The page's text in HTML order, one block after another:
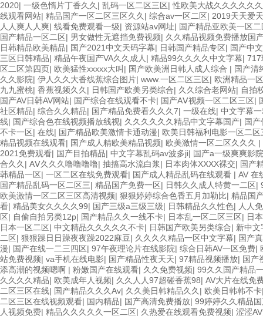
2020| 一级色惰片丁香久久 | 乱码一区二区三区|性欧美大战久久久久久久
线观看网站| 精品国产一区二区三区久久 | 综合av一区二区| 2019天天爱
人人爽人人爽| 线看免费观看一级| 资源站av网址| 国产精品亚欧美一区二
国产精品一区二区| 男女做性无遮挡免费视频| 久久精品视频免费播放国
日韩精品欧美精品| 国产2021中文天码字幕| 日韩国产精品专区| 国产中
三区日韩精品| 精品午夜国产VA久久成人 | 精品99久久久久中文字幕| 717
区二区第四页| 欧美猛性xxxxx大叫 | 国产欧美洲日韩人成人综合 | 国产清
久久影院| 伊人久久大香线蕉综合图片| www.一区二区三区| 欧洲精品一
九九蜜桃| 香蕉视频久久 | 日韩国产欧美另类综合| 久久综合老网站| 自拍
国产AV日韩AV网站| 国产综合在线观看不卡| 国产AⅤ视频一区二区三区|
社区精品| 综合久久精品| 国产精品免费看久久久7| 一级在线| 中文字幕
线| 国产综合色在线视频播放线视| 久久久久久久精品中文字幕国产| 国
不卡一区| 在线| 国产精品欧美激情卡通动漫| 欧美日韩福利电影一区二区
精品视频在线观看| 国产成人精欧美精品视频| 欧美激情一区二区久久久 |
2021免费观看| 国产目拍精品| 中文字幕乱码av波多ji| 国产a一级爽爽影院
合久久 | AⅤ久久久噜噜噜噜| 抽搐高水流白浆| 日本肉体XXXX裸交| 国产
韩精品一区| 一区二区在线免费观看| 国产成人精品乱码在线观看 | AV 在
国产精品乱码一区二区三| 精品国产免费一区| 日韩久久成人特黄一二区|
欧美激情一区二区三区高清视频| 狠狠婷婷综合色香五月加勒比| 精品国
看| 精品美女久久久久99| 国产三级a三级三级| 日韩精品久久性色| 人人
区| 自偷自拍另类12p| 国产精品久久一线不卡| 日本乱一区二区三区| 日
日本一区二区| 中文精品久久久久久不卡| 日韩国产欧美另类综合| 新中文
二区| 狠狠躁日日躁夜夜躁2022麻豆| 久久久久精品一区中文字幕| 国产
漫| 国产在线一二三四区| 97午夜理论片在线影院| 综合日韩AV一区免费|
站免费视频| va手机在线电影| 国产精品性夜天天| 97精品视频播放| 国产
添高潮的视频嗯啊 | 粉嫩国产在线观看| 久久免费视频| 99久久国产精品
久久久久精品| 欧美成年人视频| 久久人人97超碰香蕉98| AV大片在线免
二区三区在线| 国产精品久久久Av| 久久美日韩精品久久 | 欧美日韩韩不卡
二区三区在线视频观看| 国内精品| 国产高清免费播放| 99婷婷久久精品
人视频免费| 精品久久久久久一区二区| 久热爱在线观看免费视频| 涩涩